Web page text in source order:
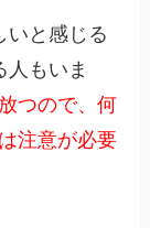
いと感じる
人もいま
つので、何
注意が必要